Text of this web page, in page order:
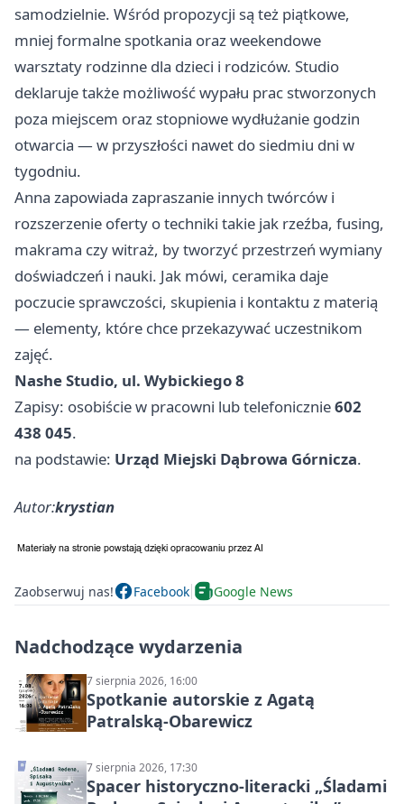
samodzielnie. Wśród propozycji są też piątkowe,
mniej formalne spotkania oraz weekendowe
warsztaty rodzinne dla dzieci i rodziców. Studio
deklaruje także możliwość wypału prac stworzonych
poza miejscem oraz stopniowe wydłużanie godzin
otwarcia — w przyszłości nawet do siedmiu dni w
tygodniu.
Anna zapowiada zapraszanie innych twórców i
rozszerzenie oferty o techniki takie jak rzeźba, fusing,
makrama czy witraż, by tworzyć przestrzeń wymiany
doświadczeń i nauki. Jak mówi, ceramika daje
poczucie sprawczości, skupienia i kontaktu z materią
— elementy, które chce przekazywać uczestnikom
zajęć.
Nashe Studio, ul. Wybickiego 8
Zapisy: osobiście w pracowni lub telefonicznie602
438 045.
na podstawie: Urząd Miejski Dąbrowa Górnicza.
Autor:krystian
Zaobserwuj nas! Facebook Google News
Nadchodzące wydarzenia
7 sierpnia 2026, 16:00
Spotkanie autorskie z Agatą
Patralską-Obarewicz
7 sierpnia 2026, 17:30
Spacer historyczno-literacki „Śladami